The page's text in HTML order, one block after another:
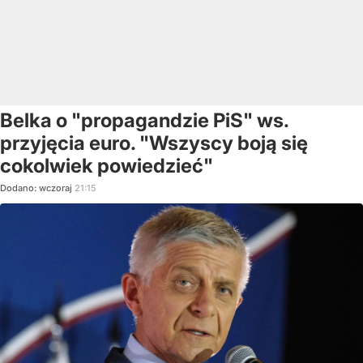
Belka o "propagandzie PiS" ws.
przyjęcia euro. "Wszyscy boją się
cokolwiek powiedzieć"
Dodano: wczoraj 21:15